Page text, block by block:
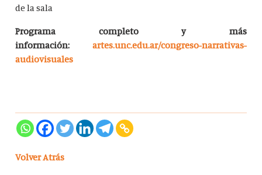
de la sala
Programa completo y más
información:
artes.unc.edu.ar/congreso-narrativas-
audiovisuales
Volver Atrás